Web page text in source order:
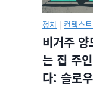
정치 | 컨텍스
비거주
는 집 주
다: 슬로